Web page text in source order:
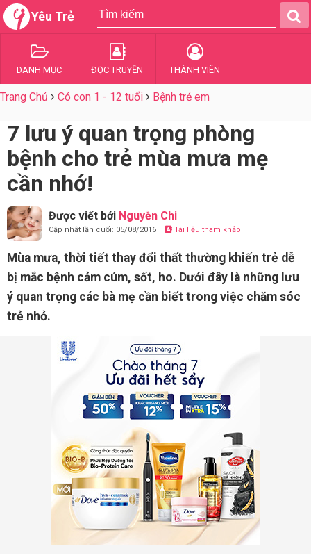
Yêu Trẻ
DANH MỤC ĐỌC TRUYỆN THÀNH VIÊN
Trang Chủ Có con 1 - 12 tuổi Bệnh trẻ em
7 lưu ý quan trọng phòng
bệnh cho trẻ mùa mưa mẹ
cần nhớ!
Được viết bởi Nguyễn Chi
Cập nhật lần cuối: 05/08/2016 Tài liệu tham khảo
Mùa mưa, thời tiết thay đổi thất thường khiến trẻ dễ
bị mắc bệnh cảm cúm, sốt, ho. Dưới đây là những lưu
ý quan trọng các bà mẹ cần biết trong việc chăm sóc
trẻ nhỏ.